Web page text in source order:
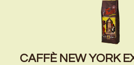
CAFFÈ NEW YORK